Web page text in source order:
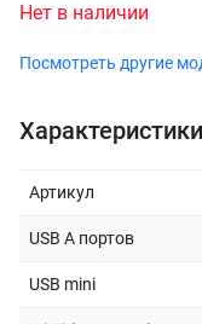
Нет в наличии
Посмотреть другие
Характеристики
Артикул
USB A портов
USB mini